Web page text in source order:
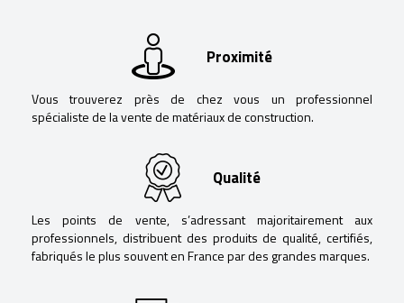
Proximité
Vous trouverez près de chez vous un professionnel
spécialiste de la vente de matériaux de construction.
Qualité
Les points de vente, s’adressant majoritairement aux
professionnels, distribuent des produits de qualité, certifiés,
fabriqués le plus souvent en France par des grandes marques.